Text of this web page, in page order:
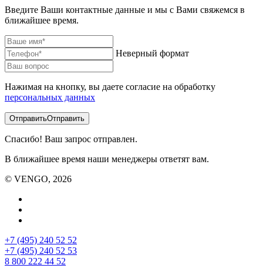
Введите Ваши контактные данные и мы с Вами свяжемся в
ближайшее время.
Неверный формат
Нажимая на кнопку, вы даете согласие на обработку
персональных данных
ОтправитьОтправить
Спасибо! Ваш запрос отправлен.
В ближайшее время наши менеджеры ответят вам.
© VENGO, 2026
+7 (495) 240 52 52
+7 (495) 240 52 53
8 800 222 44 52